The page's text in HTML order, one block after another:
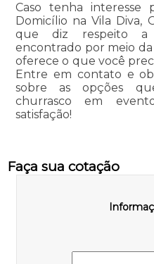
Caso tenha interesse
Domicílio na Vila Diva,
que diz respeito a
encontrado por meio
oferece o que você
Entre em contato e
sobre as opções
churrasco em
satisfação!
Faça sua cotação